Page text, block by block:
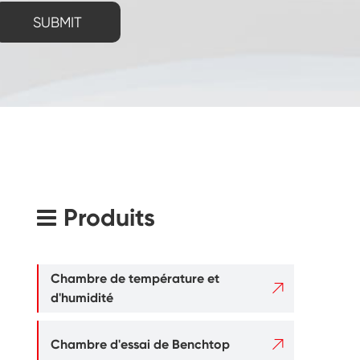
SUBMIT
Produits
Chambre de température et
d'humidité

Chambre d'essai de Benchtop 